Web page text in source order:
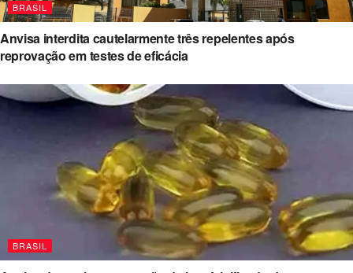
BRASIL
Anvisa interdita cautelarmente três repelentes após
reprovação em testes de eficácia
BRASIL